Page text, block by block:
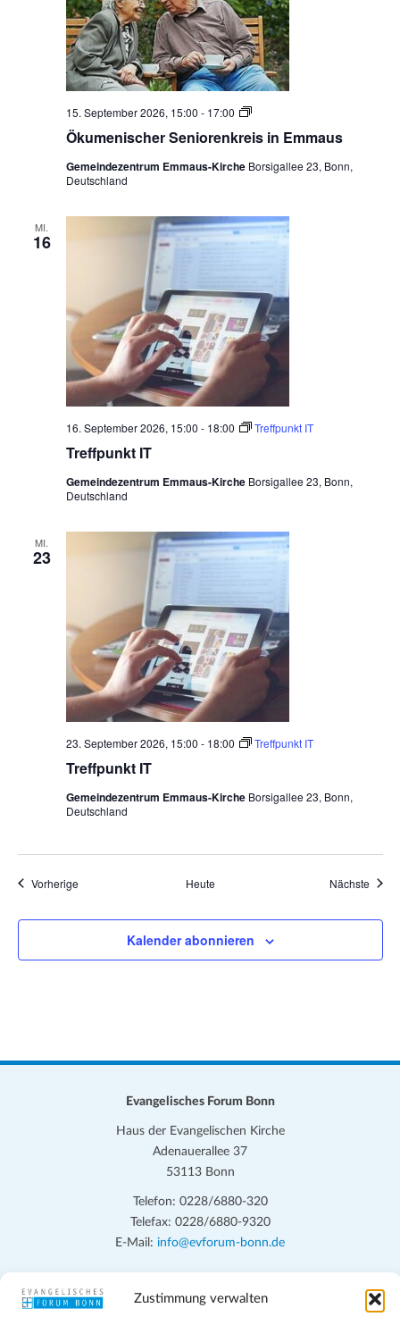
Zustimmung verwalten
Ökumenischer Seniorenkreis in Emmaus
15. September 2026, 15:00 - 17:00
Ö
u
e
c
h
e
n
i
o
r
k
r
e
n
a
u
Gemeindezentrum Emmaus-Kirche Borsigallee 23, Bonn,
Deutschland
MI.
16
Treffpunkt IT
16. September 2026, 15:00 - 18:00 Treffpunkt IT
Gemeindezentrum Emmaus-Kirche Borsigallee 23, Bonn,
Deutschland
MI.
23
Treffpunkt IT
23. September 2026, 15:00 - 18:00 Treffpunkt IT
Gemeindezentrum Emmaus-Kirche Borsigallee 23, Bonn,
Deutschland
VorherigeVeranstaltungen Heute Nächste
Kalender abonnieren
Evangelisches Forum Bonn
Haus der Evangelischen Kirche
Adenauerallee 37
53113 Bonn
Telefon: 0228/6880-320
Telefax: 0228/6880-9320
E-Mail: info@evforum-bonn.de
Veranstaltungen und den Angeboten vor Ort auf Grundfragen des